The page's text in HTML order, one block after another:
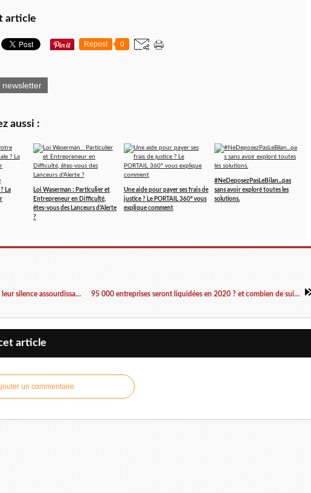
article
Repost 0
newsletter
aussi :
La
Loi Waserman : Particulier et
Entrepreneur en Difficulté,
êtes-vous des Lanceurs d'Alerte
?
Une aide pour payer ses frais de
justice ? Le PORTAIL 360° vous
explique comment
#NeDeposezPasLeBilan...pas
sans avoir exploré toutes les
solutions.
Les entrepreneurs : leur silence assourdissant dans les débats 95 000 entreprises seront liquidées en 2020 ? et combien de suicides y seront corrélés ?
article
un commentaire